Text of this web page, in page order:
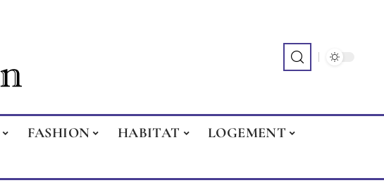
FASHION HABITAT
LOGEMENT